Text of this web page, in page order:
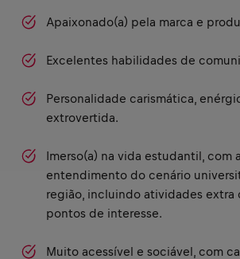
Apaixonado(a) pela marca e
Excelentes habilidades de
Personalidade carismática,
extrovertida.
Imerso(a) na vida estudantil, com
entendimento do cenário
região, incluindo atividades extra
pontos de interesse.
Muito acessível e sociável, com